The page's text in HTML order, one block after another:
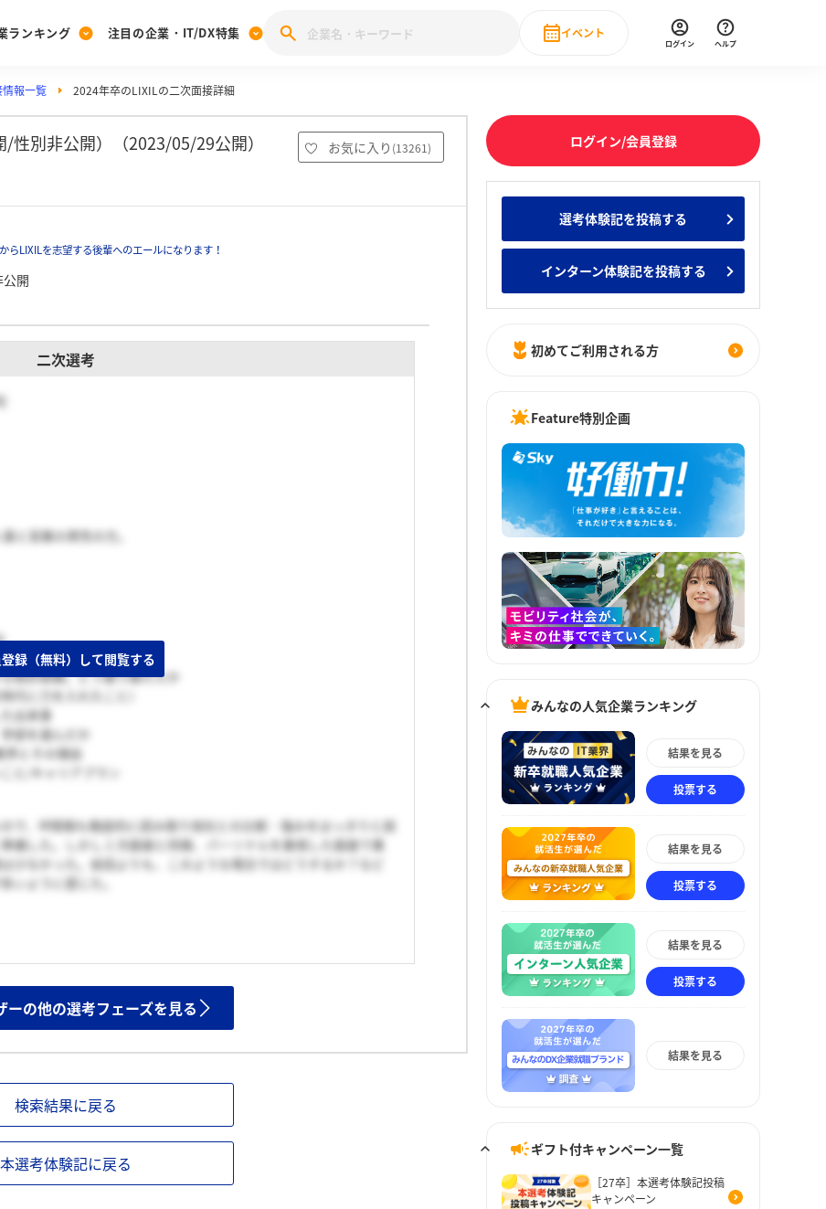
[27卒] 本選考体験記投稿キャンペーン
ランキング
みんなのDX企業就職ブランド調査
みんなの新卒就職人気企業ランキング みんなのインターン人気企業ランキ
注目の企業・IT/DX特集
28卒 IT・DX現場社員インタビュー
業研究
イベント
直近のイベント一覧
ログイン ヘルプ
報一覧 2024年卒のLIXILの二次面接詳細
別非公開）（2023/05/29公開） お気に入り (13261)
LIXILを志望する後輩へのエールになります！
公開
二次選考
と営業の男性の方。
といわれる？
な挫折経験。どう乗り越えたか
代に力を入れたこと）
出来事
部を選んだか
界とその理由
と/キャリアプラン
で、IR情報も徹底的に読み取り他社との比較・強みをはっきりと説
備した。しかし１次面接と同様、パーソナルを重視した面接で業
少なかった。前回よりも、このような場合ではどうするか？など
いように感じた。
ーの他の選考フェーズを見る
検索結果に戻る
本選考体験記に戻る
ログイン/会員登録
選考体験記を投稿する
インターン体験記を投稿する
初めてご利用される方
Feature特別企画
みんなの人気企業ランキング
結果を見る
投票する
結果を見る
投票する
結果を見る
投票する
結果を見る
ギフト付キャンペーン一覧
［27卒］本選考体験記投稿
キャンペーン